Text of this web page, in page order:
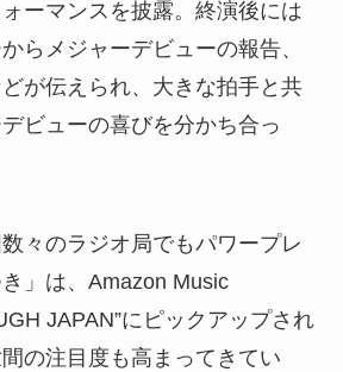
ーマンスを披露。終演後には
らメジャーデビューの報告、
が伝えられ、大きな拍手と共
ビューの喜びを分かち合っ
数々のラジオ局でもパワープレ
」は、Amazon Music
JAPAN”にピックアップされ
の注目度も高まってきてい